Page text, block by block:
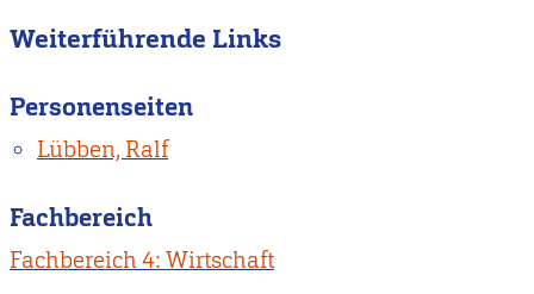
Weiterführende Links
Personenseiten
Lübben, Ralf
Fachbereich
Fachbereich 4: Wirtschaft